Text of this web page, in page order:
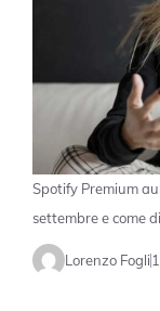
Spotify Premium
settembre e come
Lorenzo Fogli